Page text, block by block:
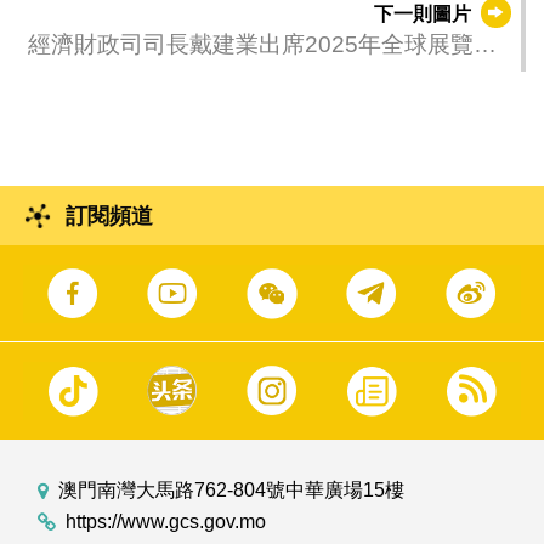
下一則圖片
經濟財政司司長戴建業出席2025年全球展覽日
訂閱頻道
澳門南灣大馬路762-804號中華廣場15樓
https://www.gcs.gov.mo